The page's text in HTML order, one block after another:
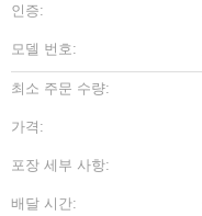
인증:
모델 번호:
최소 주문 수량:
가격:
포장 세부 사항:
배달 시간: